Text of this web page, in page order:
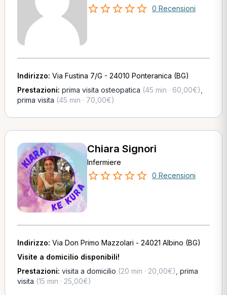
0 Recensioni
Indirizzo: Via Fustina 7/G - 24010 Ponteranica (BG)
Prestazioni: prima visita osteopatica (45 min · 60,00€)
prima visita (45 min · 70,00€)
Chiara Signori
Infermiere
0 Recensioni
Indirizzo: Via Don Primo Mazzolari - 24021 Albino (BG)
Visite a domicilio disponibili!
Prestazioni: visita a domicilio (20 min · 20,00€) prima
visita (15 min · 25,00€)